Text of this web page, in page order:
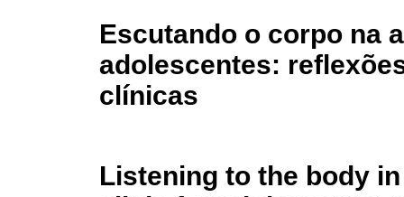
Escutando o corpo na
adolescentes:
clínicas
Listening to the body